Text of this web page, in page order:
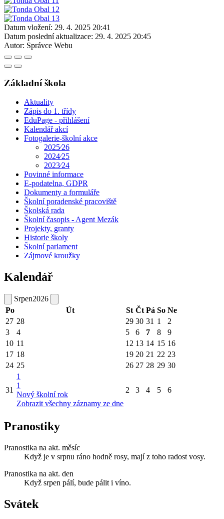
Datum vložení: 29. 4. 2025 20:41
Datum poslední aktualizace: 29. 4. 2025 20:45
Autor: Správce Webu
Základní škola
Aktuality
Zápis do 1. třídy
EduPage - přihlášení
Kalendář akcí
Fotogalerie-školní akce
2025⁄26
2024⁄25
2023⁄24
Povinné informace
E-podatelna, GDPR
Dokumenty a formuláře
Školní poradenské pracoviště
Školská rada
Školní časopis - Agent Mezák
Projekty, granty
Historie školy
Školní parlament
Zájmové kroužky
Kalendář
Srpen2026
Po
Út St Čt Pá So Ne
27 28 29 30 31 1
2
3
4 5 6 7 8
9
10 11 12 13 14 15 16
17 18 19 20 21 22 23
24 25 26 27 28 29 30
31
1
1
Nový školní rok
Zobrazit všechny záznamy ze dne
2 3 4 5 6
Pranostiky
Pranostika na akt. měsíc
Když je v srpnu ráno hodně rosy, mají z toho radost vosy.
Pranostika na akt. den
Když srpen pálí, bude pálit i víno.
Svátek